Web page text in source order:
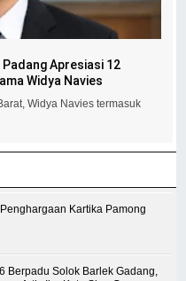
Apresiasi 12
Widya Navies
Widya Navies termasuk
Kartika Pamong
Berpadu Solok Barlek Gadang,